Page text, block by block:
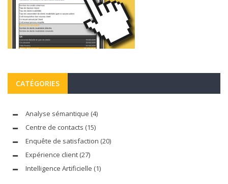
CATÉGORIES
Analyse sémantique (4)
Centre de contacts (15)
Enquête de satisfaction (20)
Expérience client (27)
Intelligence Artificielle (1)